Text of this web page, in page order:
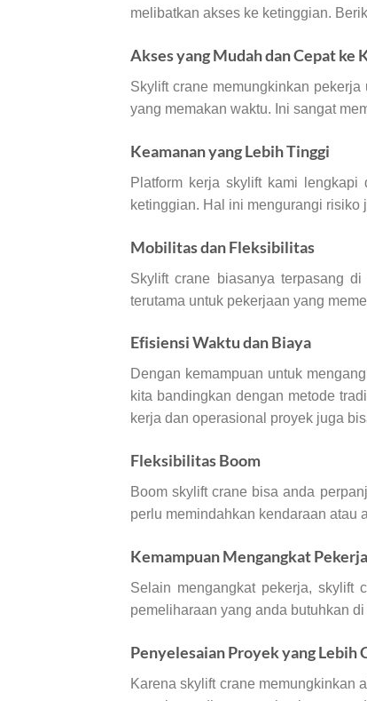
melibatkan akses ke ketinggian.
Akses yang Mudah dan Cepat ke
Skylift crane memungkinkan
yang memakan waktu. Ini sangat
Keamanan yang Lebih Tinggi
Platform kerja skylift kami
ketinggian. Hal ini mengurangi
Mobilitas dan Fleksibilitas
Skylift crane biasanya terpasang
terutama untuk pekerjaan yang
Efisiensi Waktu dan Biaya
Dengan kemampuan untuk
kita bandingkan dengan metode
kerja dan operasional proyek juga
Fleksibilitas Boom
Boom skylift crane bisa anda
perlu memindahkan kendaraan atau
Kemampuan Mengangkat
Selain mengangkat pekerja, skylift
pemeliharaan yang anda butuhkan
Penyelesaian Proyek yang Lebih
Karena skylift crane memungkinkan